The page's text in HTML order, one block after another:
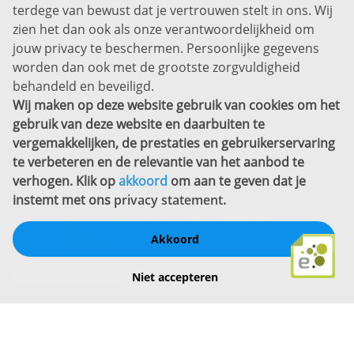
Privacyverklaring
Sitemap
Copyright
Bekijk ook eens
terdege van bewust dat je vertrouwen stelt in ons. Wij
zien het dan ook als onze verantwoordelijkheid om
jouw privacy te beschermen. Persoonlijke gegevens
worden dan ook met de grootste zorgvuldigheid
behandeld en beveiligd.
Wij maken op deze website gebruik van cookies om het
gebruik van deze website en daarbuiten te
vergemakkelijken, de prestaties en gebruikerservaring
te verbeteren en de relevantie van het aanbod te
verhogen. Klik opakkoord om aan te geven dat je
instemt met ons privacy statement.
Akkoord
Niet accepteren